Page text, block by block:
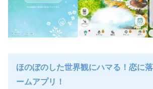
ほのぼのした世界観にハマる！恋に
ームアプリ！